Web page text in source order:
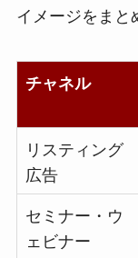
イメージをまと
チャネル
リスティング
広告
セミナー・ウ
ェビナー